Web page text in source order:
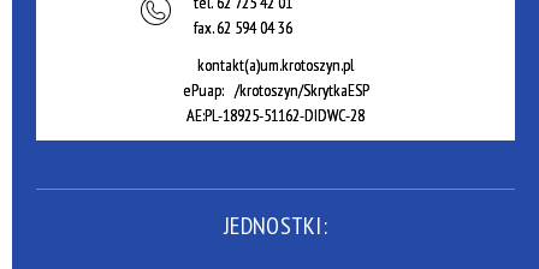
fax.62 594 04 36
kontakt(a)um.krotoszyn.pl
ePuap: /krotoszyn/SkrytkaESP
AE:PL-18925-51162-DIDWC-28
JEDNOSTKI: